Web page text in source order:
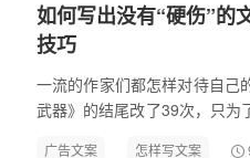
如何写出没有“硬伤”的
技巧
一流的作家们都怎样对待自己
武器》的结尾改了39次，只为
广告文案 怎样写文案